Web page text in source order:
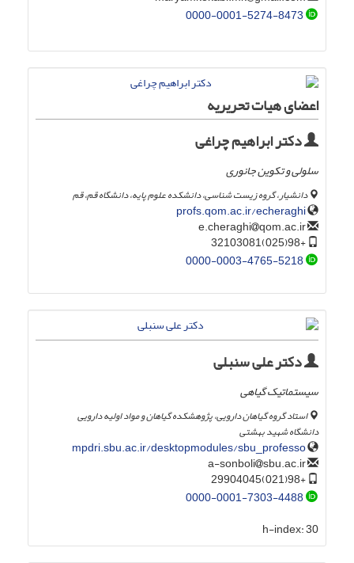
0000-0001-5274-8473
اعضای هیات تحریریه
دکتر ابراهیم چراغی
سلولی و تکوین جانوری
دانشیار، گروه زیست شناسی، دانشکده علوم پایه، دانشگاه قم، قم
profs.qom.ac.ir/echeraghi
qom.ac.ir
+98(025)32103081
0000-0003-4765-5218
دکتر علی سنبلی
سیستماتیک گیاهی
استاد گروه گیاهان دارویی، پژوهشکده گیاهان و مواد اولیه دارویی
دانشگاه شهید بهشتی
mpdri.sbu.ac.ir/desktopmodules/sbu_professo
sbu.ac.ir
+98(021)29904045
0000-0001-7303-4488
h-index:30